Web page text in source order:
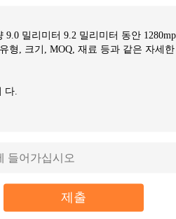
제출